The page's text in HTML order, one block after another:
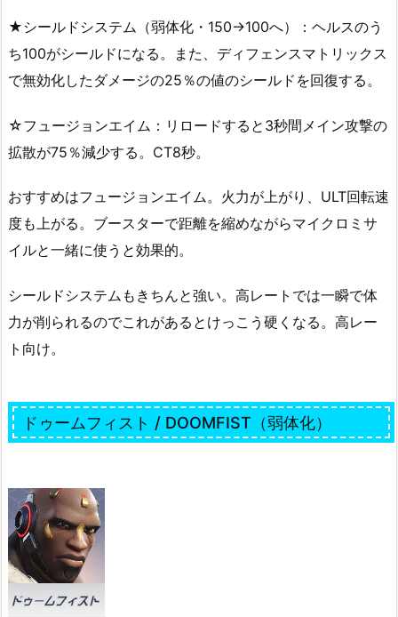
★シールドシステム（弱体化・150→100へ）：ヘルスのう
ち100がシールドになる。また、ディフェンスマトリックス
で無効化したダメージの25％の値のシールドを回復する。
☆フュージョンエイム：リロードすると3秒間メイン攻撃の
拡散が75％減少する。CT8秒。
おすすめはフュージョンエイム。火力が上がり、ULT回転速
度も上がる。ブースターで距離を縮めながらマイクロミサ
イルと一緒に使うと効果的。
シールドシステムもきちんと強い。高レートでは一瞬で体
力が削られるのでこれがあるとけっこう硬くなる。高レー
ト向け。
ドゥームフィスト / DOOMFIST（弱体化）